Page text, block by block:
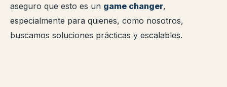
aseguro que esto es un game changer,
especialmente para quienes, como nosotros,
buscamos soluciones prácticas y escalables.